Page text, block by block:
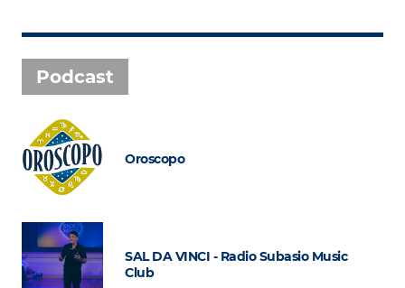
Podcast
Oroscopo
SAL DA VINCI - Radio Subasio Music
Club